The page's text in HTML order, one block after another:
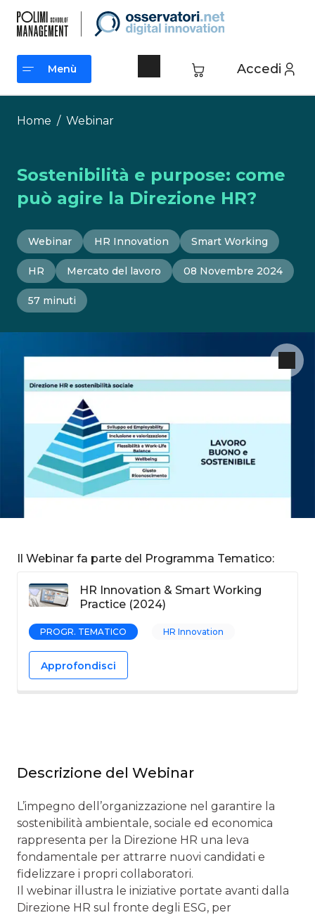
contenuto
Accedi
Menù
Menù
Home / Webinar
Sostenibilità e purpose: come
può agire la Direzione HR?
Webinar HR Innovation Smart Working
HR Mercato del lavoro 08 Novembre 2024
57 minuti
Il Webinar fa parte del Programma Tematico:
HR Innovation & Smart Working
Practice (2024)
PROGR. TEMATICO HR Innovation
Approfondisci
Descrizione del Webinar
L’impegno dell’organizzazione nel garantire la
sostenibilità ambientale, sociale ed economica
rappresenta per la Direzione HR una leva
fondamentale per attrarre nuovi candidati e
fidelizzare i propri collaboratori.
Il webinar illustra le iniziative portate avanti dalla
Direzione HR sul fronte degli ESG, per